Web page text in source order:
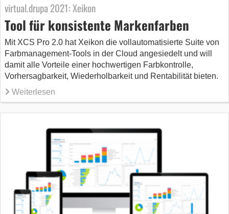
virtual.drupa 2021: Xeikon
Tool für konsistente Markenfarben
Mit XCS Pro 2.0 hat Xeikon die vollautomatisierte Suite von
Farbmanagement-Tools in der Cloud angesiedelt und will
damit alle Vorteile einer hochwertigen Farbkontrolle,
Vorhersagbarkeit, Wiederholbarkeit und Rentabilität bieten.
Weiterlesen